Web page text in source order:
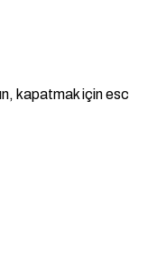
kapatmak için esc